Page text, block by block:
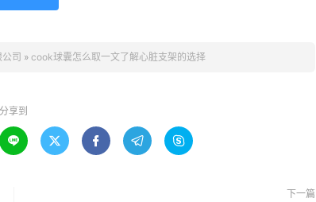
司 » cook球囊怎么取一文了解心脏支架的选择
分享到
    
下一篇